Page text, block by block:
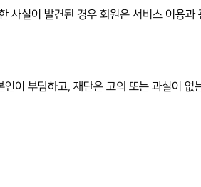
사실이 발견된 경우 회원은 서비스 이용과
이 부담하고, 재단은 고의 또는 과실이 없